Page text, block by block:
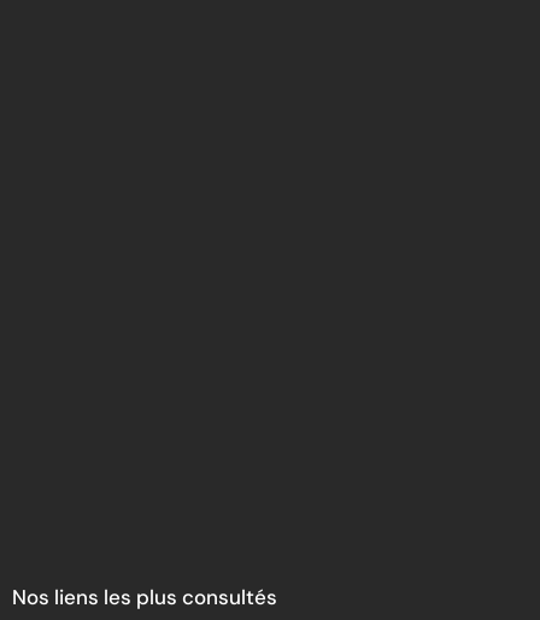
Nos liens les plus consultés